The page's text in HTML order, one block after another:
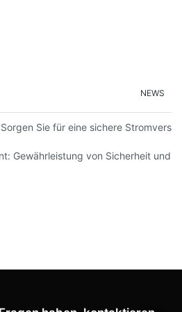
NEWS
Sie für eine sichere
Gewährleistung von Sicherheit und